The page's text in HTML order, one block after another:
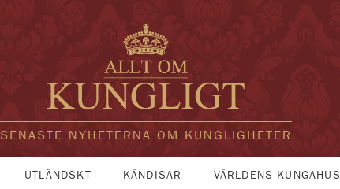
SENASTE NYHETERNA OM KUNGLIGHETER
UTLÄNDSKT KÄNDISAR VÄRLDENS KUNGAHUS